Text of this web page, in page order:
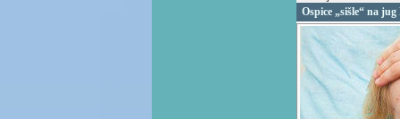
Ospice „sišle“ na